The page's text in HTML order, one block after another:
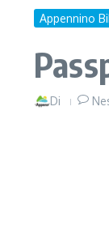
Appennino
Di